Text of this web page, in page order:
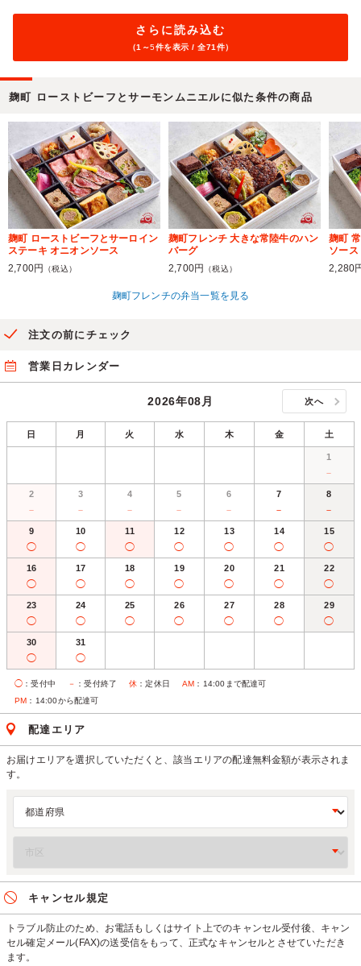
さらに読み込む
（1～5件を表示 / 全71件）
麹町 ローストビーフとサーモンムニエルに似た条件の商品
麹町 ローストビーフとサーロイン
ステーキ オニオンソース
2,700円
（税込）
麹町フレンチ 大きな常陸牛のハン
バーグ
2,700円
（税込）
麹町
ソース
2,280
麹町フレンチの弁当一覧を見る
注文の前にチェック
営業日カレンダー
2026年08月 次へ
日 月 火 水 木 金 土
1
－
2
－
3
－
4
－
5
－
6
－
7
－
8
－
9
◯
10
◯
11
◯
12
◯
13
◯
14
◯
15
◯
16
◯
17
◯
18
◯
19
◯
20
◯
21
◯
22
◯
23
◯
24
◯
25
◯
26
◯
27
◯
28
◯
29
◯
30
◯
31
◯
◯ ：受付中 － ：受付終了 休 ：定休日 AM ：14:00まで配達可
PM ：14:00から配達可
配達エリア
お届けエリアを選択していただくと、該当エリアの配達無料金額が表示されま
す。
キャンセル規定
トラブル防止のため、お電話もしくはサイト上でのキャンセル受付後、キャン
セル確定メール(FAX)の送受信をもって、正式なキャンセルとさせていただき
ます。